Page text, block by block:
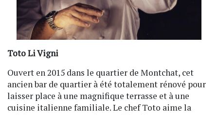
Toto Li Vigni
Ouvert en 2015 dans le quartier de Montchat, cet
ancien bar de quartier à été totalement rénové pour
laisser place à une magnifique terrasse et à une
cuisine italienne familiale. Le chef Toto aime la